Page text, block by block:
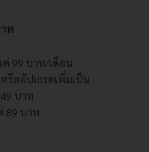
ท
ค่ 99 บาท/เดือน
รืออัปเกรดเพิ่มเป็น
บาท
89 บาท